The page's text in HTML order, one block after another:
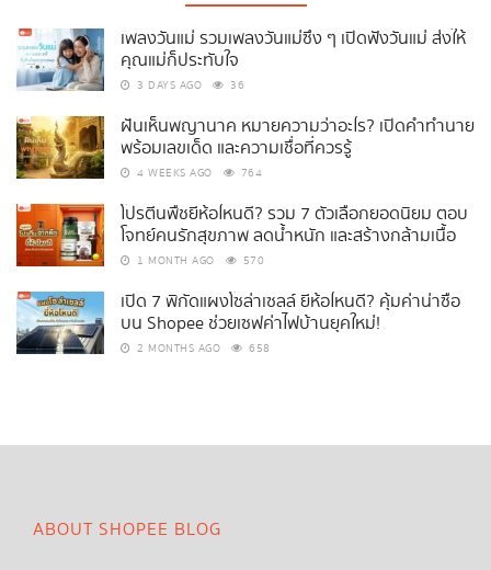
เพลงวันแม่ รวมเพลงวันแม่ซึ้ง ๆ เปิดฟังวันแม่ ส่งให้
คุณแม่ก็ประทับใจ
3 DAYS AGO 36
ฝันเห็นพญานาค หมายความว่าอะไร? เปิดคำทำนาย
พร้อมเลขเด็ด และความเชื่อที่ควรรู้
4 WEEKS AGO 764
โปรตีนพืชยี่ห้อไหนดี? รวม 7 ตัวเลือกยอดนิยม ตอบ
โจทย์คนรักสุขภาพ ลดน้ำหนัก และสร้างกล้ามเนื้อ
1 MONTH AGO 570
เปิด 7 พิกัดแผงโซล่าเซลล์ ยี่ห้อไหนดี? คุ้มค่าน่าซื้อ
บน Shopee ช่วยเซฟค่าไฟบ้านยุคใหม่!
2 MONTHS AGO 658
ABOUT SHOPEE BLOG